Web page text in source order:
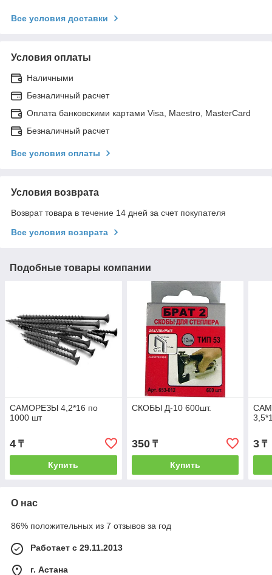
Все условия доставки
Условия оплаты
Наличными
Безналичный расчет
Оплата банковскими картами Visa, Maestro, MasterCard
Безналичный расчет
Все условия оплаты
Условия возврата
Возврат товара в течение 14 дней за счет покупателя
Все условия возврата
Подобные товары компании
САМОРЕЗЫ 4,2*16 по
1000 шт
4 ₸
Купить
СКОБЫ Д-10 600шт.
350₸
Купить
3 ₸
О нас
86% положительных из 7 отзывов за год
Работает с 29.11.2013
г. Астана